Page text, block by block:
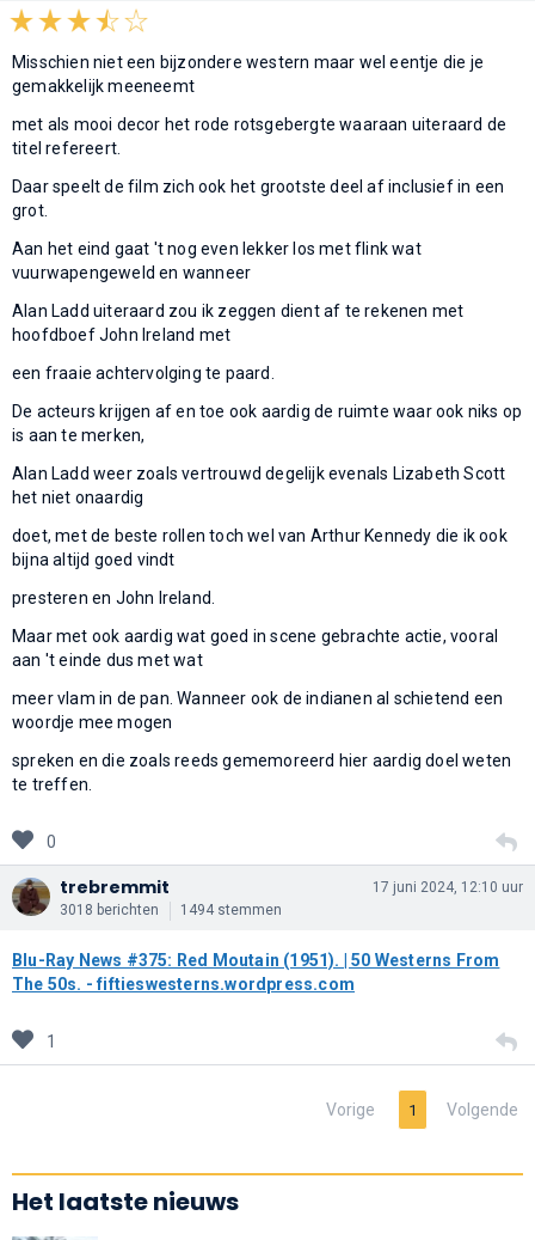
Misschien niet een bijzondere western maar wel eentje die je
gemakkelijk meeneemt
met als mooi decor het rode rotsgebergte waaraan uiteraard de
titel refereert.
Daar speelt de film zich ook het grootste deel af inclusief in een
grot.
Aan het eind gaat 't nog even lekker los met flink wat
vuurwapengeweld en wanneer
Alan Ladd uiteraard zou ik zeggen dient af te rekenen met
hoofdboef John Ireland met
een fraaie achtervolging te paard.
De acteurs krijgen af en toe ook aardig de ruimte waar ook niks op
is aan te merken,
Alan Ladd weer zoals vertrouwd degelijk evenals Lizabeth Scott
het niet onaardig
doet, met de beste rollen toch wel van Arthur Kennedy die ik ook
bijna altijd goed vindt
presteren en John Ireland.
Maar met ook aardig wat goed in scene gebrachte actie, vooral
aan 't einde dus met wat
meer vlam in de pan. Wanneer ook de indianen al schietend een
woordje mee mogen
spreken en die zoals reeds gememoreerd hier aardig doel weten
te treffen.
0
trebremmit
3018 berichten 1494 stemmen
17 juni 2024, 12:10 uur
Blu-Ray News #375: Red Moutain (1951). | 50 Westerns From
The 50s. - fiftieswesterns.wordpress.com
1
Vorige 1 Volgende
Het laatste nieuws